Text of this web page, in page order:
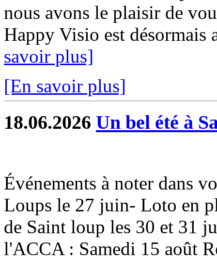
nous avons le plaisir de
Happy Visio est désormais
savoir plus]
[En savoir plus]
18.06.2026 Un bel été à
Événements à noter dans
Loups le 27 juin- Loto en
de Saint loup les 30 et 31
l'ACCA : Samedi 15 août